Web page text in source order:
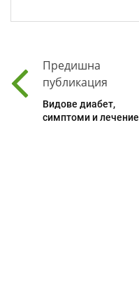
Предишна
публикация
Видове диабет,
симптоми и лечение